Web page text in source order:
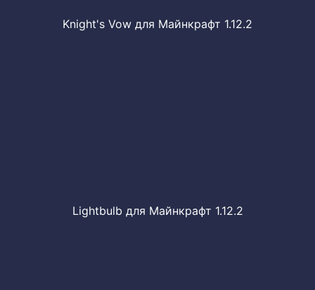
Knight's Vow для Майнкрафт 1.12.2
Lightbulb для Майнкрафт 1.12.2